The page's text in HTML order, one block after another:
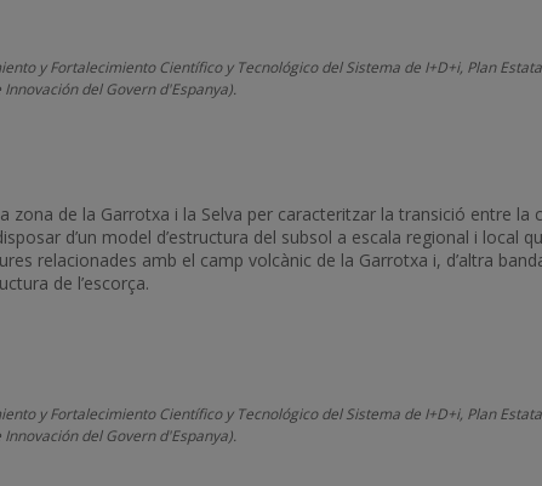
y Fortalecimiento Científico y Tecnológico del Sistema de I+D+i, Plan
del Govern d'Espanya).
de la Garrotxa i la Selva per caracteritzar la transició entre la
d’un model d’estructura del subsol a escala regional i local
relacionades amb el camp volcànic de la Garrotxa i, d’altra
de l’escorça.
y Fortalecimiento Científico y Tecnológico del Sistema de I+D+i, Plan
del Govern d'Espanya).